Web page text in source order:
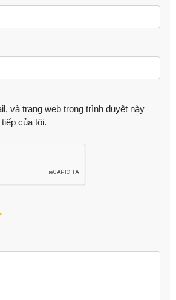
và trang web trong trình duyệt này
của tôi.